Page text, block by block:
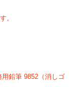
。
鉛筆 9852（消しゴ